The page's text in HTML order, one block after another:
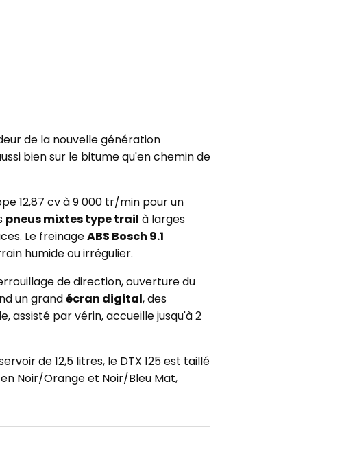
de la nouvelle génération
bien sur le bitume qu'en chemin de
12,87 cv à 9 000 tr/min pour un
pneus mixtes type trail à larges
Le freinageABS Bosch 9.1
humide ou irrégulier.
de direction, ouverture du
un grandécran digital, des
assisté par vérin, accueille jusqu'à 2
de 12,5 litres, le DTX 125 est taillé
Noir/Orange et Noir/Bleu Mat,